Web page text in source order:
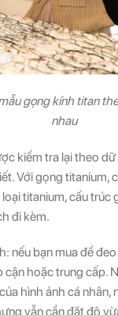
gọng kính titan
nhau
kiểm tra lại theo
Với gọng titanium,
titanium, cấu trúc
đi kèm.
nếu bạn mua để
cận hoặc trung cấp.
hình ảnh cá nhân,
vẫn cần đặt độ